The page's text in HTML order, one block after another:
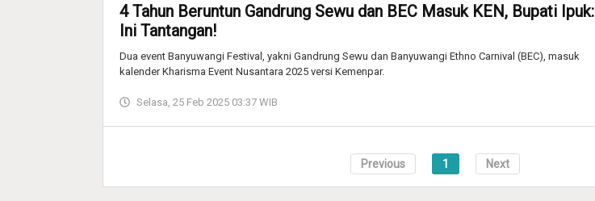
4 Tahun Beruntun Gandrung Sewu dan BEC Masuk KEN, Bupati Ipuk:
Ini Tantangan!
Dua event Banyuwangi Festival, yakni Gandrung Sewu dan Banyuwangi Ethno Carnival (BEC), masuk
kalender Kharisma Event Nusantara 2025 versi Kemenpar.
Selasa, 25 Feb 2025 03:37 WIB
Previous 1 Next